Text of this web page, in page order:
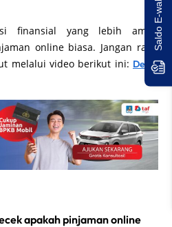
finansial yang lebih aman
online biasa. Jangan ragu
melalui video berikut ini: Detail
apakah pinjaman online